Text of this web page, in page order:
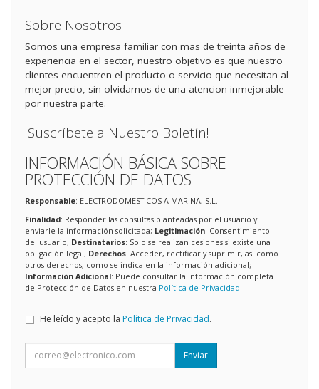
Sobre Nosotros
Somos una empresa familiar con mas de treinta años de
experiencia en el sector, nuestro objetivo es que nuestro
clientes encuentren el producto o servicio que necesitan al
mejor precio, sin olvidarnos de una atencion inmejorable
por nuestra parte.
¡Suscríbete a Nuestro Boletín!
INFORMACIÓN BÁSICA SOBRE
PROTECCIÓN DE DATOS
Responsable: ELECTRODOMESTICOS A MARIÑA, S.L.
Finalidad: Responder las consultas planteadas por el usuario y
enviarle la información solicitada; Legitimación: Consentimiento
del usuario; Destinatarios: Solo se realizan cesiones si existe una
obligación legal; Derechos: Acceder, rectificar y suprimir, así como
otros derechos, como se indica en la información adicional;
Información Adicional: Puede consultar la información completa
de Protección de Datos en nuestra Política de Privacidad.
He leído y acepto la Política de Privacidad.
Enviar